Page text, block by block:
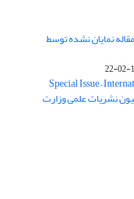
نمایان نشده توسط
Special Issue –
نشریات علمی وزارت